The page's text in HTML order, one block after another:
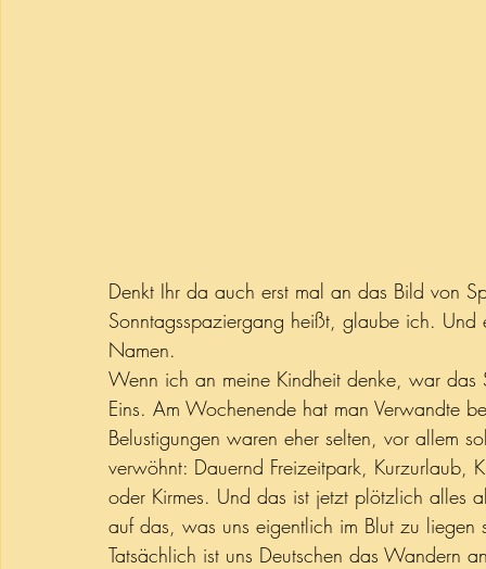
Denkt Ihr da auch erst mal an das Bild von
Sonntagsspaziergang heißt, glaube ich.
Namen.
Wenn ich an meine Kindheit denke, war das
Eins. Am Wochenende hat man Verwandte
Belustigungen waren eher selten, vor allem
verwöhnt: Dauernd Freizeitpark, Kurzurlaub,
oder Kirmes. Und das ist jetzt plötzlich alles
auf das, was uns eigentlich im Blut zu
Tatsächlich ist uns Deutschen das Wandern